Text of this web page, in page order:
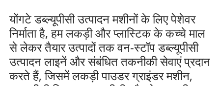
योंगटे डब्ल्यूपीसी उत्पादन मशीनों के लिए पेशेवर
निर्माता है,हम लकड़ी और प्लास्टिक के कच्चे माल
से लेकर तैयार उत्पादों तक वन-स्टॉप डब्ल्यूपीसी
उत्पादन लाइनें और संबंधित तकनीकी सेवाएं प्रदान
करते हैं, जिसमें लकड़ी पाउडर ग्राइंडर मशीन,